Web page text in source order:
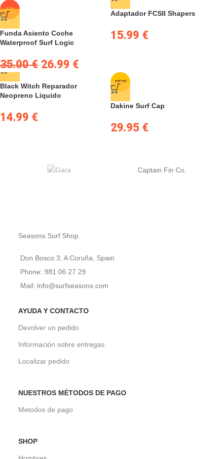
-23%
Funda Asiento Coche
Waterproof Surf Logic
35.00€ 26.99 €
Adaptador FCSII Shapers
15.99 €
Black Witch Reparador
Neopreno Liquido
14.99 €
NEW
Dakine Surf Cap
29.95 €
Captain Fin Co.
Seasons Surf Shop
Don Bosco 3, A Coruña, Spain
Phone: 981 06 27 29
Mail: info@surfseasons.com
AYUDA Y CONTACTO
Devolver un pedido
Información sobre entregas
Localizar pedido
NUESTROS MÉTODOS DE PAGO
Metodos de pago
SHOP